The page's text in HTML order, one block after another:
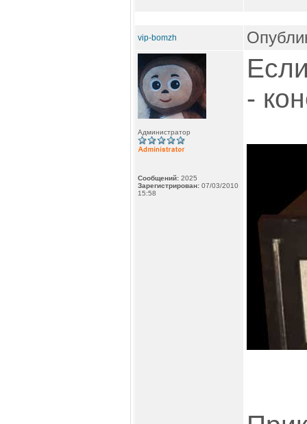
vip-bomzh
Администратор
Сообщений: 2025
Зарегистрирован: 07/03/2010
15:58
-